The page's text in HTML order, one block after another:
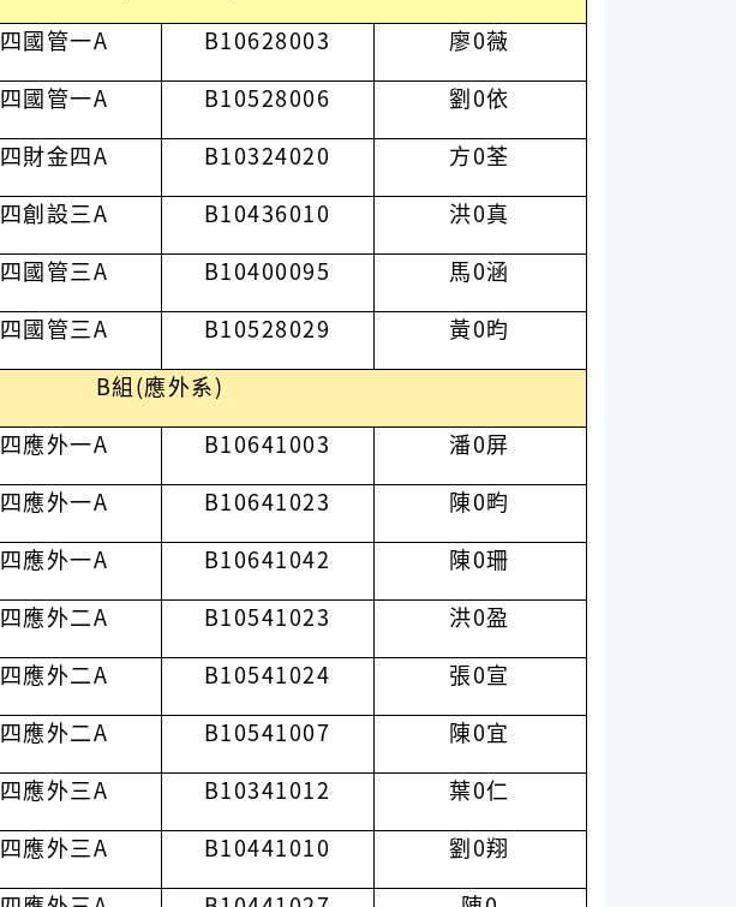
四國管一A B10628003
廖0薇
四國管一A B10528006 劉0依
四財金四A B10324020
方0荃
四創設三A B10436010 洪0真
四國管三A B10400095
馬0涵
四國管三A B10528029
黃0昀
B組(應外系)
四應外一A B10641003
潘0屏
四應外一A
B10641023
陳0畇
四應外一A
B10641042 陳0珊
四應外二A B10541023
洪0盈
四應外二A
B10541024
張0宣
四應外二A
B10541007 陳0宜
四應外三A B10341012
葉0仁
四應外三A
B10441010
劉0翔